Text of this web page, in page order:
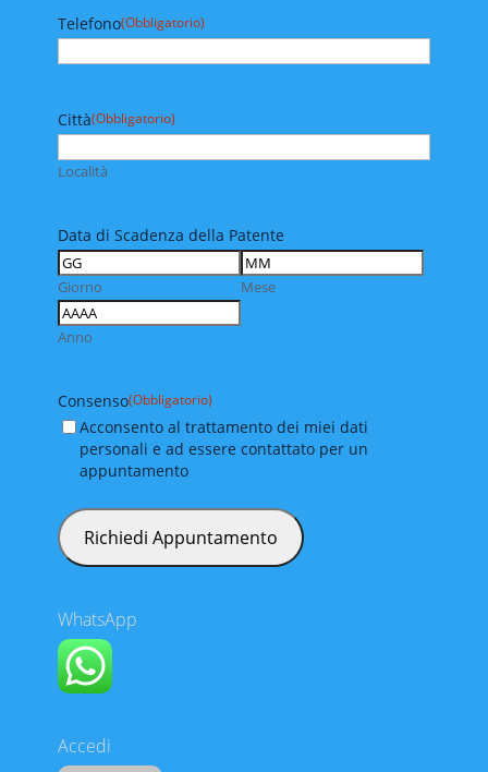
Telefono(Obbligatorio)
Città(Obbligatorio)
Località
Data di Scadenza della Patente
Giorno Mese
Anno
Consenso(Obbligatorio)
Acconsento al trattamento dei miei dati
personali e ad essere contattato per un
appuntamento
WhatsApp
Accedi